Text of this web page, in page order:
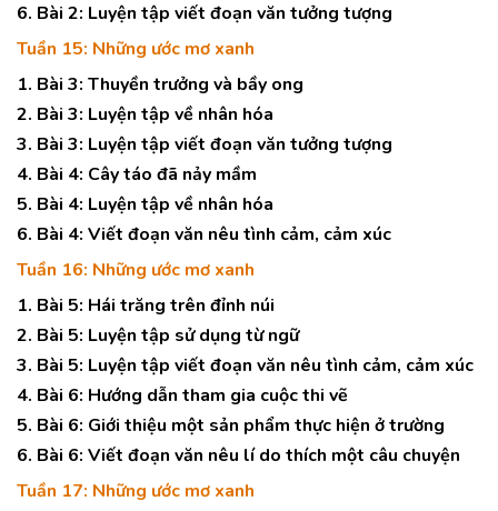
6. Bài 2: Luyện tập viết đoạn văn tưởng tượng
Tuần 15: Những ước mơ xanh
1. Bài 3: Thuyền trưởng và bầy ong
2. Bài 3: Luyện tập về nhân hóa
3. Bài 3: Luyện tập viết đoạn văn tưởng tượng
4. Bài 4: Cây táo đã nảy mầm
5. Bài 4: Luyện tập về nhân hóa
6. Bài 4: Viết đoạn văn nêu tình cảm, cảm xúc
Tuần 16: Những ước mơ xanh
1. Bài 5: Hái trăng trên đỉnh núi
2. Bài 5: Luyện tập sử dụng từ ngữ
3. Bài 5: Luyện tập viết đoạn văn nêu tình cảm, cảm xúc
4. Bài 6: Hướng dẫn tham gia cuộc thi vẽ
5. Bài 6: Giới thiệu một sản phẩm thực hiện ở trường
6. Bài 6: Viết đoạn văn nêu lí do thích một câu chuyện
Tuần 17: Những ước mơ xanh